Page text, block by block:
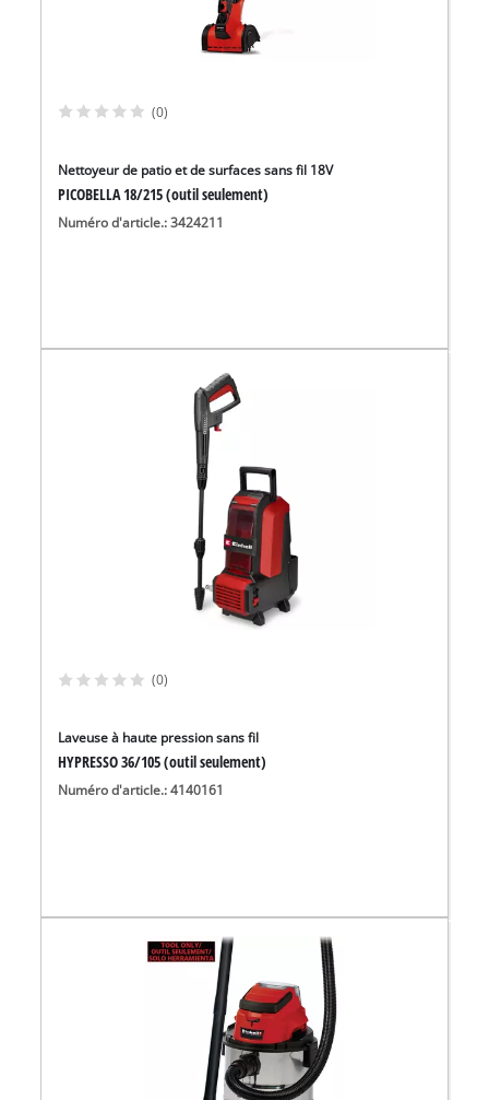
(0)
Nettoyeur de patio et de surfaces sans fil 18V
PICOBELLA 18/215 (outil seulement)
Numéro d'article.: 3424211
(0)
Laveuse à haute pression sans fil
HYPRESSO 36/105 (outil seulement)
Numéro d'article.: 4140161